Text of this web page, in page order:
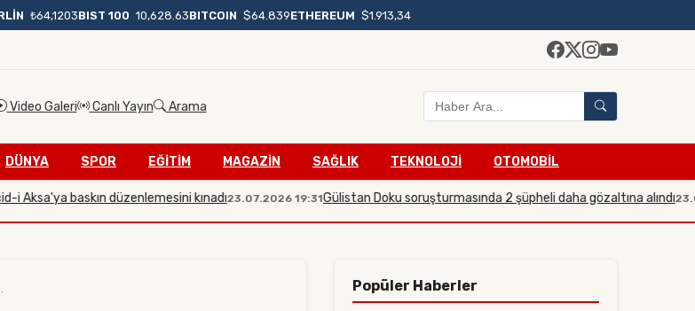
₺64,1203BIST 100 10,628.63BITCOIN $64.839ETHEREUM $1.913,34
Video Galeri Canlı Yayın Arama
DÜNYA SPOR EĞİTİM MAGAZİN SAĞLIK TEKNOLOJİ OTOMOBİL
baskın düzenlemesini kınadı23.07.2026 19:31Gülistan Doku soruşturmasında 2 şüpheli daha gözaltına alındı
Popüler Haberler